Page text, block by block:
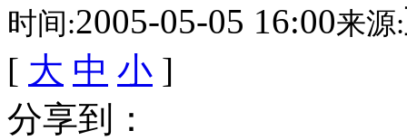
时间:2005-05-05 16:00来源:
[ 大 中 小 ]
分享到：